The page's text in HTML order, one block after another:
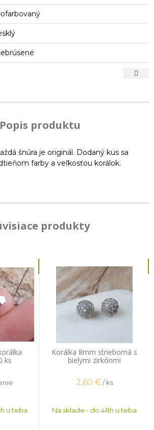
Popis produktu
šnúra je originál. Dodaný kus sa
farby a veľkosťou korálok.
produkty
ks
u teba
Korálka 8mm strieborná s
bielymi zirkónmi
2,60 € / ks
Na sklade - do 48h u teba